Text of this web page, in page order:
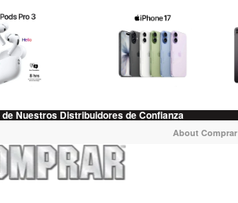
Nuestros Distribuidores de Confianza
About Comprar